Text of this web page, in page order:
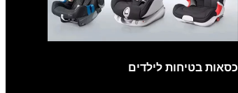
כסאות בטיחות לילדים